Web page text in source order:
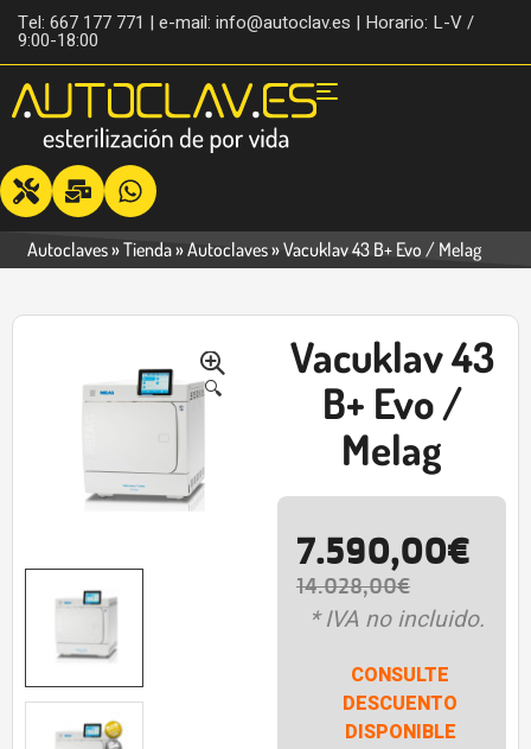
Tel: 667 177 771 | e-mail: info@autoclav.es | Horario: L-V /
9:00-18:00
Autoclaves»Tienda»Autoclaves»Vacuklav 43 B+ Evo / Melag
🔍
Vacuklav 43
B+ Evo /
Melag
14.028,00€
7.590,00€
* IVA no incluido.
CONSULTE
DESCUENTO
DISPONIBLE